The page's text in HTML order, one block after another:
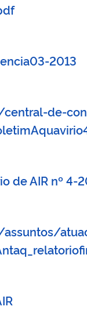
2013
de-
de AIR nº 4-